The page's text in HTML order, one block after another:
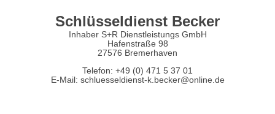
Schlüsseldienst Becker
Inhaber S+R Dienstleistungs GmbH
Hafenstraße 98
27576 Bremerhaven
Telefon: +49 (0) 471 5 37 01
E-Mail: schluesseldienst-k.becker@online.de